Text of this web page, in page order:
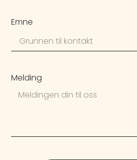
Emne
Melding